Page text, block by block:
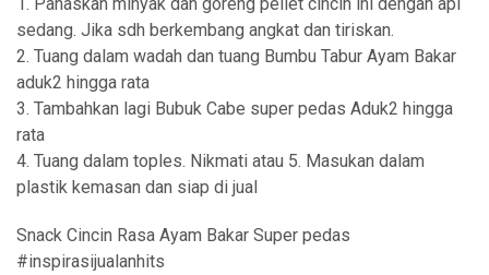
sedang. Jika sdh berkembang angkat dan tiriskan.
2. Tuang dalam wadah dan tuang Bumbu Tabur Ayam Bakar
aduk2 hingga rata
3. Tambahkan lagi Bubuk Cabe super pedas Aduk2 hingga
rata
4. Tuang dalam toples. Nikmati atau 5. Masukan dalam
plastik kemasan dan siap di jual
Snack Cincin Rasa Ayam Bakar Super pedas
#inspirasijualanhits